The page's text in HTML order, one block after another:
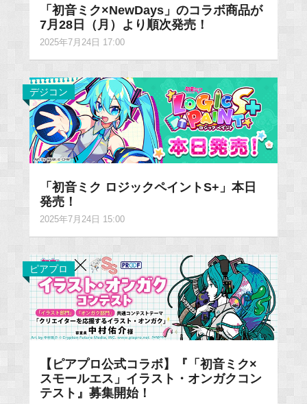
「初音ミク×NewDays」のコラボ商品が
7月28日（月）より順次発売！
2025年7月24日 17:00
デジコン
「初音ミク ロジックペイントS+」本日
発売！
2025年7月24日 15:00
ピアプロ
【ピアプロ公式コラボ】『「初音ミク×
スモールエス」イラスト・オンガクコン
テスト』募集開始！